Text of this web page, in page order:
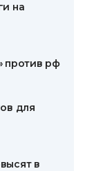
на
против рф
для
в